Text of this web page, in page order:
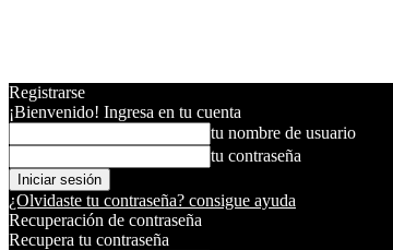
Registrarse
¡Bienvenido! Ingresa en tu cuenta
tu nombre de usuario
tu contraseña
¿Olvidaste tu contraseña? consigue ayuda
Recuperación de contraseña
Recupera tu contraseña